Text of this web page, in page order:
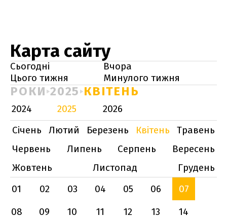
Карта сайту
Сьогодні
Вчора
Цього тижня
Минулого тижня
РОКИ 2025 КВІТЕНЬ
2024 2025
2026
Січень
Лютий Березень Квітень
Травень
Червень
Липень Серпень
Вересень
Жовтень
Листопад
Грудень
01
02 03 04 05 06
07
08
09 10 11 12 13
14